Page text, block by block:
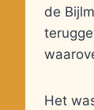
de
Het